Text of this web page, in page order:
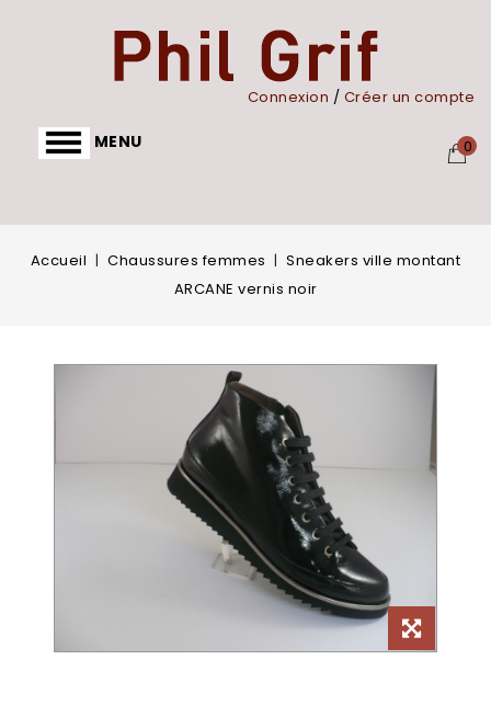
Connexion / Créer un compte
0
MENU
Accueil Chaussures femmes
Sneakers ville montant
ARCANE vernis noir